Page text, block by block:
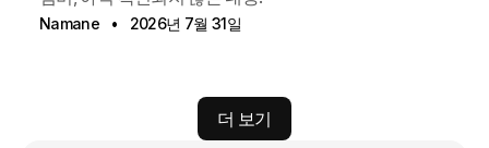
Namane 2026년 7월 31일
더 보기